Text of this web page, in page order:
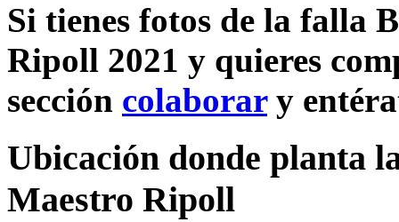
Si tienes fotos de la falla
Ripoll 2021 y quieres
sección colaborary
Ubicación donde planta
Maestro Ripoll